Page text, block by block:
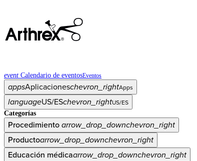
event Calendario de eventosEventos
appsAplicacioneschevron_rightApps
languageUS/ESchevron_rightUS/ES
Categorías
Procedimientoarrow_drop_downchevron_right
Productoarrow_drop_downchevron_right
Educación médicaarrow_drop_downchevron_right